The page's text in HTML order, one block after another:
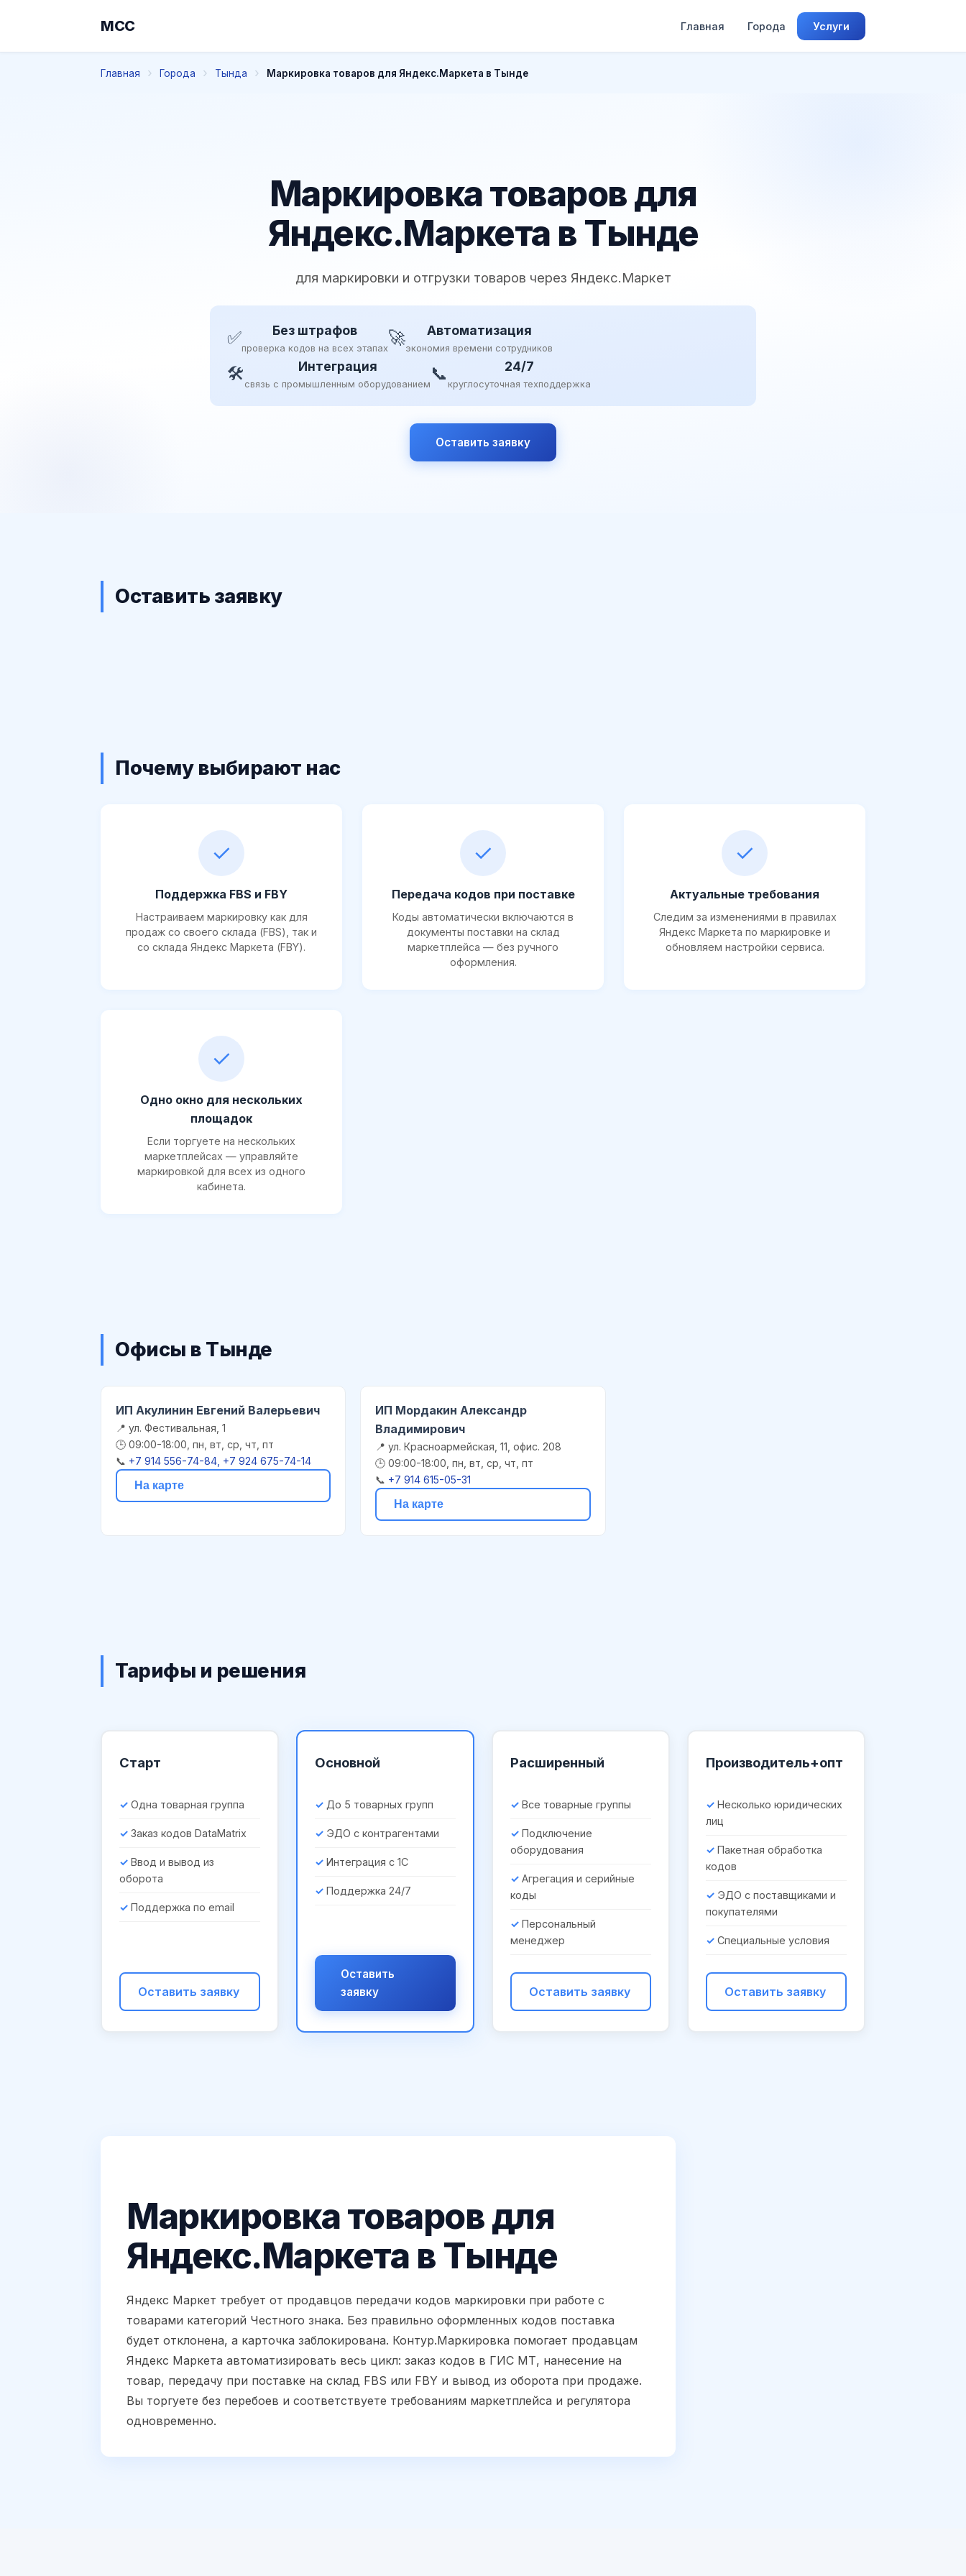
МСС Главная Города Услуги
Главная Города Тында Маркировка товаров для Яндекс.Маркета в Тынде
Маркировка товаров для
Яндекс.Маркета в Тынде
для маркировки и отгрузки товаров через Яндекс.Маркет
✅ Без штрафов
проверка кодов на всех этапах🚀 Автоматизация
экономия времени сотрудников
🛠 Интеграция
связь с промышленным оборудованием 📞 24/7
круглосуточная техподдержка
Оставить заявку
Оставить заявку
Почему выбирают нас
✓
Поддержка FBS и FBY
Настраиваем маркировку как для
продаж со своего склада (FBS), так и
со склада Яндекс Маркета (FBY).
✓
Передача кодов при поставке
Коды автоматически включаются в
документы поставки на склад
маркетплейса — без ручного
оформления.
✓
Актуальные требования
Следим за изменениями в правилах
Яндекс Маркета по маркировке и
обновляем настройки сервиса.
✓
Одно окно для нескольких
площадок
Если торгуете на нескольких
маркетплейсах — управляйте
маркировкой для всех из одного
кабинета.
Офисы в Тынде
ИП Акулинин Евгений Валерьевич
📍 ул. Фестивальная, 1
🕒 09:00-18:00, пн, вт, ср, чт, пт
📞 +7 914 556-74-84, +7 924 675-74-14
На карте
ИП Мордакин Александр
Владимирович
📍 ул. Красноармейская, 11, офис. 208
🕒 09:00-18:00, пн, вт, ср, чт, пт
📞 +7 914 615-05-31
На карте
Тарифы и решения
Старт
Одна товарная группа
Заказ кодов DataMatrix
Ввод и вывод из
оборота
Поддержка по email
Оставить заявку
Основной
До 5 товарных групп
ЭДО с контрагентами
Интеграция с 1С
Поддержка 24/7
Оставить
заявку
Расширенный
Все товарные группы
Подключение
оборудования
Агрегация и серийные
коды
Персональный
менеджер
Оставить заявку
Производитель+опт
Несколько юридических
лиц
Пакетная обработка
кодов
ЭДО с поставщиками и
покупателями
Специальные условия
Оставить заявку
Маркировка товаров для
Яндекс.Маркета в Тынде
Яндекс Маркет требует от продавцов передачи кодов маркировки при работе с
товарами категорий Честного знака. Без правильно оформленных кодов поставка
будет отклонена, а карточка заблокирована. Контур.Маркировка помогает продавцам
Яндекс Маркета автоматизировать весь цикл: заказ кодов в ГИС МТ, нанесение на
товар, передачу при поставке на склад FBS или FBY и вывод из оборота при продаже.
Вы торгуете без перебоев и соответствуете требованиям маркетплейса и регулятора
одновременно.